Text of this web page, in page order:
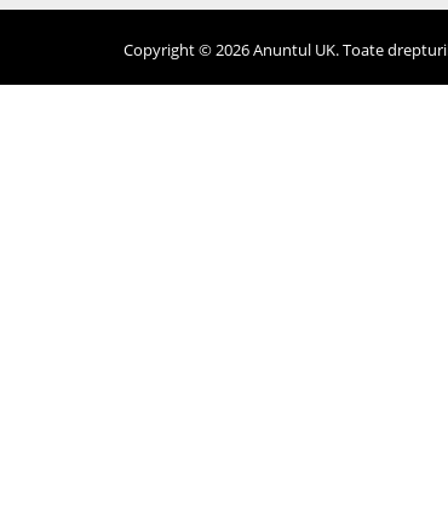
Copyright © 2026 Anuntul UK. Toate